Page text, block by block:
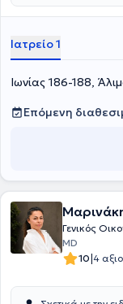
Ιατρείο 1
Ιωνίας 186-188,
Επόμενη
Γενικός
MD
10|4